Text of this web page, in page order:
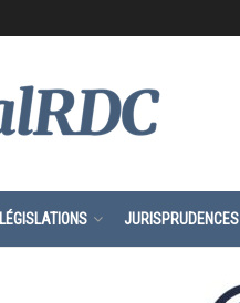
LÉGISLATIONS JURISPRUDENCES